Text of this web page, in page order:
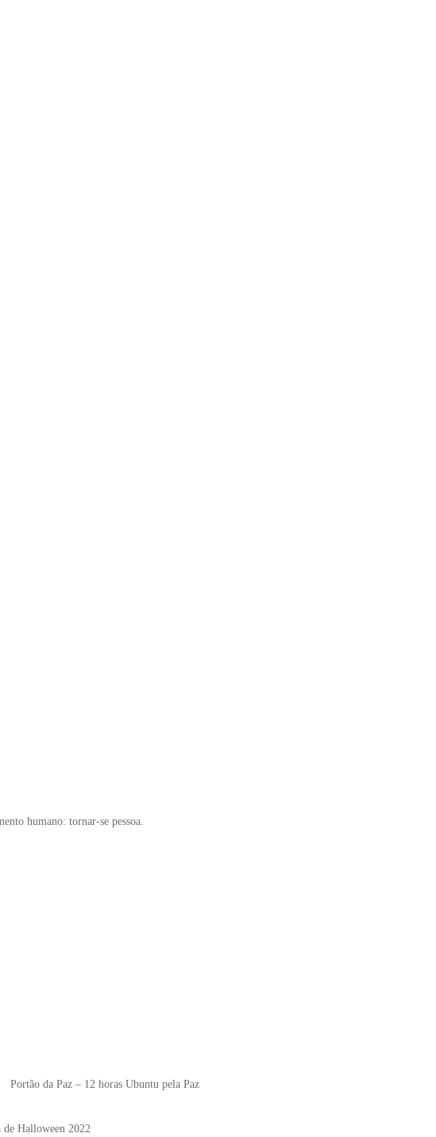
humano: tornar-se pessoa.
Portão da Paz – 12 horas Ubuntu pela Paz
de Halloween 2022